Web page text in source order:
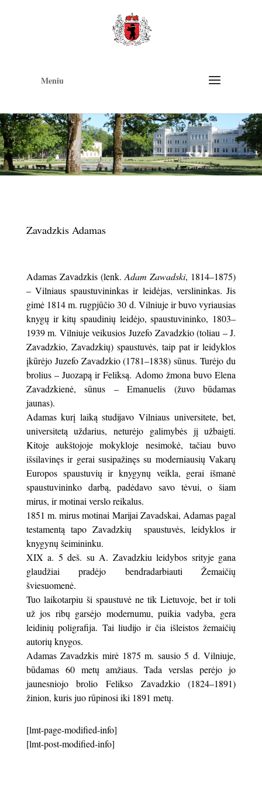
Meniu
Zavadzkis Adamas
Adamas Zavadzkis (lenk.Adam Zawadski, 1814–1875)
– Vilniaus spaustuvininkas ir leidėjas, verslininkas. Jis
gimė 1814 m. rugpjūčio 30 d. Vilniuje ir buvo vyriausias
knygų ir kitų spaudinių leidėjo, spaustuvininko, 1803–
1939 m. Vilniuje veikusios Juzefo Zavadzkio (toliau – J.
Zavadzkio, Zavadzkių) spaustuvės, taip pat ir leidyklos
įkūrėjo Juzefo Zavadzkio (1781–1838) sūnus. Turėjo du
brolius – Juozapą ir Feliksą. Adomo žmona buvo Elena
Zavadzkienė, sūnus – Emanuelis (žuvo būdamas
jaunas).
Adamas kurį laiką studijavo Vilniaus universitete, bet,
universitetą uždarius, neturėjo galimybės jį užbaigti.
Kitoje aukštojoje mokykloje nesimokė, tačiau buvo
išsilavinęs ir gerai susipažinęs su moderniausių Vakarų
Europos spaustuvių ir knygynų veikla, gerai išmanė
spaustuvininko darbą, padėdavo savo tėvui, o šiam
mirus, ir motinai verslo reikalus.
1851 m. mirus motinai Marijai Zavadskai, Adamas pagal
testamentą tapo Zavadzkių spaustuvės, leidyklos ir
knygynų šeimininku.
XIX a. 5 deš. su A. Zavadzkiu leidybos srityje gana
glaudžiai pradėjo bendradarbiauti Žemaičių
šviesuomenė.
Tuo laikotarpiu ši spaustuvė ne tik Lietuvoje, bet ir toli
už jos ribų garsėjo modernumu, puikia vadyba, gera
leidinių poligrafija. Tai liudijo ir čia išleistos žemaičių
autorių knygos.
Adamas Zavadzkis mirė 1875 m. sausio 5 d. Vilniuje,
būdamas 60 metų amžiaus. Tada verslas perėjo jo
jaunesniojo brolio Felikso Zavadzkio (1824–1891)
žinion, kuris juo rūpinosi iki 1891 metų.
[lmt-page-modified-info]
[lmt-post-modified-info]